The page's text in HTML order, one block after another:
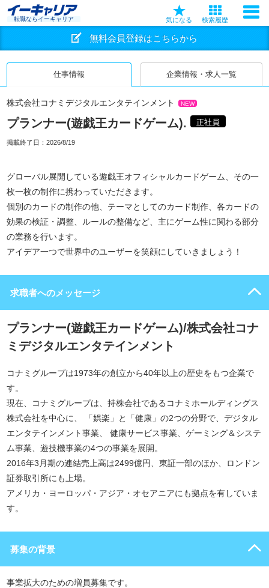
転職ならイーキャリア 気になる 検索履歴
無料会員登録はこちらから
仕事情報 企業情報・求人一覧
株式会社コナミデジタルエンタテインメント NEW
プランナー(遊戯王カードゲーム). 正社員
掲載終了日： 2026/8/19
グローバル展開している遊戯王オフィシャルカードゲーム、その一
枚一枚の制作に携わっていただきます。
個別のカードの制作の他、テーマとしてのカード制作、各カードの
効果の検証・調整、ルールの整備など、主にゲーム性に関わる部分
の業務を行います。
アイデア一つで世界中のユーザーを笑顔にしていきましょう！
求職者へのメッセージ
プランナー(遊戯王カードゲーム)/株式会社コナ
ミデジタルエンタテインメント
コナミグループは1973年の創立から40年以上の歴史をもつ企業で
す。
現在、コナミグループは、持株会社であるコナミホールディングス
株式会社を中心に、 「娯楽」と「健康」の2つの分野で、デジタル
エンタテインメント事業、 健康サービス事業、ゲーミング＆システ
ム事業、遊技機事業の4つの事業を展開。
2016年3月期の連結売上高は2499億円、東証一部のほか、ロンドン
証券取引所にも上場。
アメリカ・ヨーロッパ・アジア・オセアニアにも拠点を有していま
す。
募集の背景
事業拡大のための増員募集です。